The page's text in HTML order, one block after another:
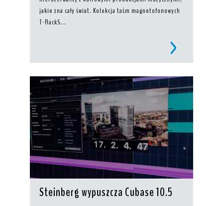
jakie zna cały świat. Kolekcja taśm magnetofonowych
T-RackS...
Steinberg wypuszcza Cubase 10.5